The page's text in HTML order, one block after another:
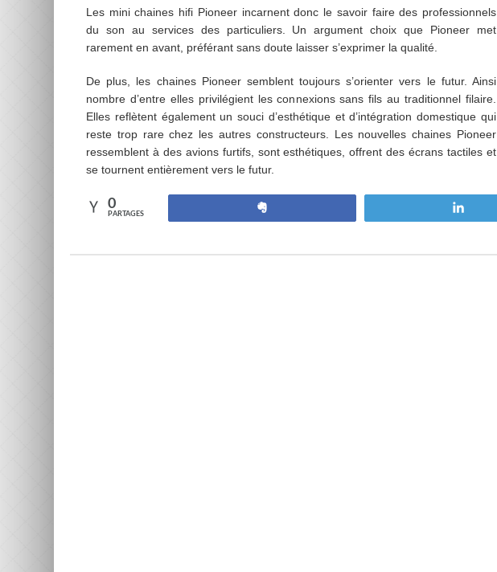
Les mini chaines hifi Pioneer incarnent donc le savoir faire des professionnels
du son au services des particuliers. Un argument choix que Pioneer met
rarement en avant, préférant sans doute laisser s’exprimer la qualité.
De plus, les chaines Pioneer semblent toujours s’orienter vers le futur. Ainsi
nombre d’entre elles privilégient les connexions sans fils au traditionnel filaire.
Elles reflètent également un souci d’esthétique et d’intégration domestique qui
reste trop rare chez les autres constructeurs. Les nouvelles chaines Pioneer
ressemblent à des avions furtifs, sont esthétiques, offrent des écrans tactiles et
se tournent entièrement vers le futur.
0
PARTAGES